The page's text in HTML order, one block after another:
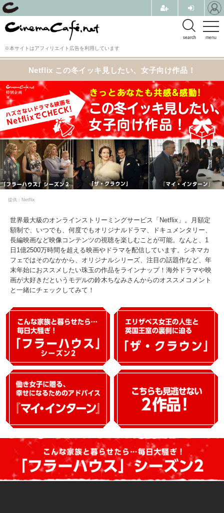
menu
search
※本サイトはアフィリエイト広告を利用しています
Netflix この冬イッキ見したい、女子向け作品！
提供：Netflix
世界最大級のオンラインストリーミングサービス「Netflix」。月額定
額制で、いつでも、何度でもオリジナルドラマ、ドキュメンタリー、
長編映画など映像コンテンツの視聴を楽しむことが可能。なんと、1
日1億2500万時間を超える映画やドラマを配信しています。シネマカ
フェではそのなかから、オリジナルシリーズ、注目の話題作など、年
末年始におススメしたい珠玉の作品をラインナップ！海外ドラマや映
画が大好きだというモデルの鈴木ちなみさんからのオススメコメント
と一緒にチェックしてみて！